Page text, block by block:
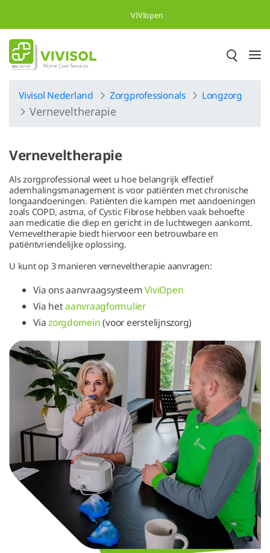
Overslaan en naar hoofdinhoud gaan
VIVIopen
Vivisol Nederland Zorgprofessionals Longzorg
Verneveltherapie
Verneveltherapie
Als zorgprofessional weet u hoe belangrijk effectief
ademhalingsmanagement is voor patiënten met chronische
longaandoeningen. Patiënten die kampen met aandoeningen
zoals COPD, astma, of Cystic Fibrose hebben vaak behoefte
aan medicatie die diep en gericht in de luchtwegen aankomt.
Verneveltherapie biedt hiervoor een betrouwbare en
patiëntvriendelijke oplossing.
U kunt op 3 manieren verneveltherapie aanvragen:
Via ons aanvraagsysteemViviOpen
Via hetaanvraagformulier
Viazorgdomein(voor eerstelijnszorg)